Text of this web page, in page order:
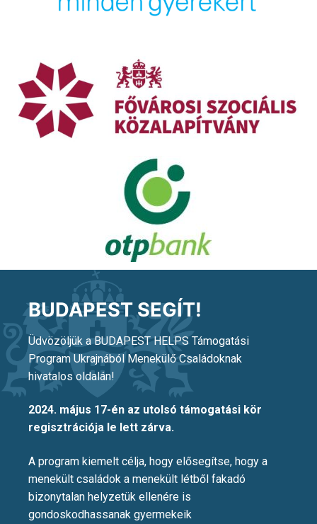
BUDAPEST SEGÍT!
Üdvözöljük a BUDAPEST HELPS Támogatási
Program Ukrajnából Menekülő Családoknak
hivatalos oldalán!
2024. május 17-én az utolsó támogatási kör
regisztrációja le lett zárva.
A program kiemelt célja, hogy elősegítse, hogy a
menekült családok a menekült létből fakadó
bizonytalan helyzetük ellenére is
gondoskodhassanak gyermekeik